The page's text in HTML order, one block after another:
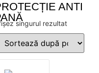
ANTI
singurul rezultat